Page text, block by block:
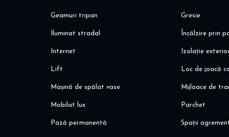
Geamuri tripan Gresie
Iluminat stradal Încălzire prin
Internet Izolație
Lift Loc de joacă
Mașină de spălat vase Mijloace de
Mobilat lux Parchet
Pază permanentă Spații